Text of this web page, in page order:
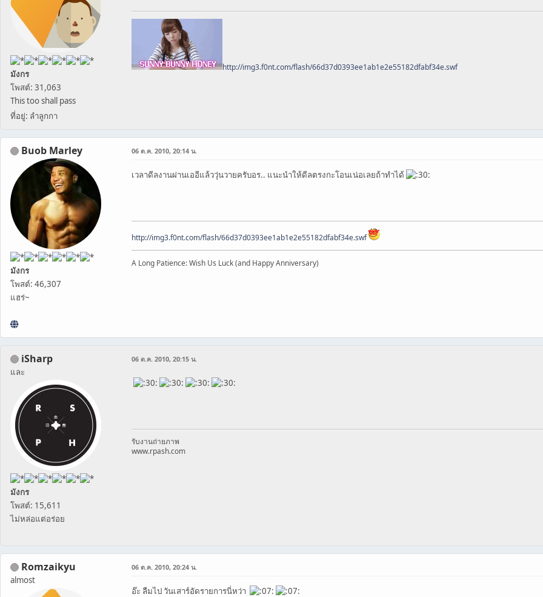
มังกร
โพสต์: 31,063
This too shall pass
ที่อยู่: ลำลูกกา
http://img3.f0nt.com/flash/66d37d0393ee1ab1e2e55182dfabf34e.swf
Buob Marley
มังกร
โพสต์: 46,307
แฮร่~
06 ต.ค. 2010, 20:14 น.
เวลาดีลงานผ่านเออีแล้ววุ่นวายครับอร.. แนะนำให้ดีลตรงกะโอนเน่อเลยถ้าทำได้
http://img3.f0nt.com/flash/66d37d0393ee1ab1e2e55182dfabf34e.swf
A Long Patience: Wish Us Luck (and Happy Anniversary)
iSharp
และ
มังกร
โพสต์: 15,611
ไม่หล่อแต่อร่อย
06 ต.ค. 2010, 20:15 น.
รับงานถ่ายภาพ
www.rpash.com
Romzaikyu
almost
06 ต.ค. 2010, 20:24 น.
อ๊ะ ลืมไป วันเสาร์อัดรายการนี่หว่า